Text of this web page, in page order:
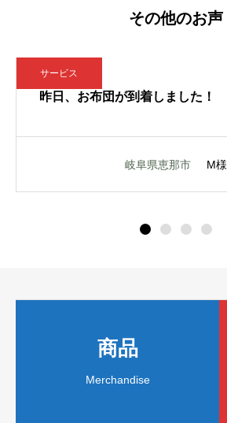
その他のお声
サービス
昨日、お布団が到着しました！
岐阜県恵那市 M様
商品
Merchandise